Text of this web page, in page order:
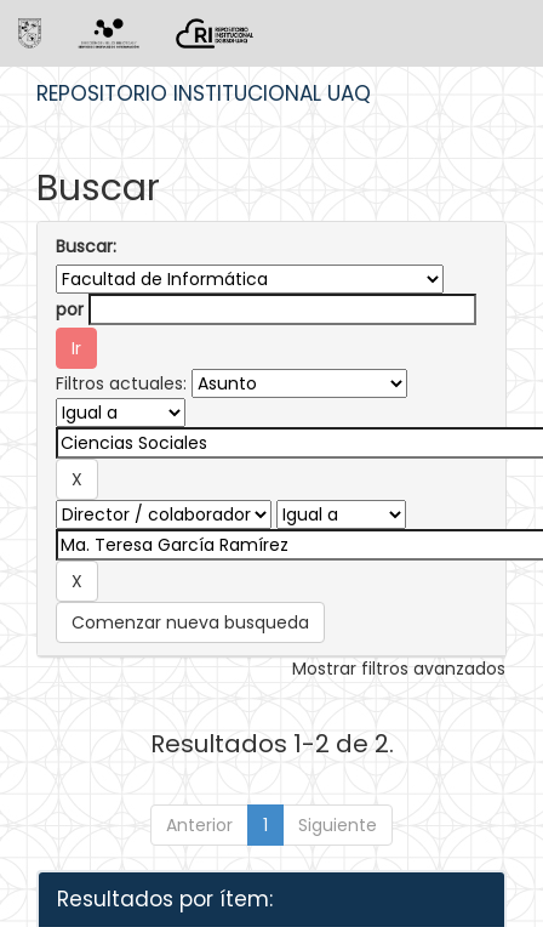
REPOSITORIO INSTITUCIONAL UAQ
Buscar
Buscar:
por
Filtros actuales:
Comenzar nueva busqueda
Mostrar filtros avanzados
Resultados 1-2 de 2.
Anterior 1 Siguiente
Resultados por ítem: